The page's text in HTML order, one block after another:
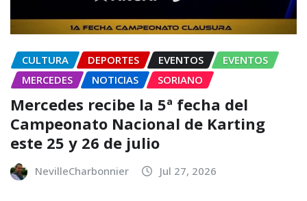
CULTURA DEPORTES EVENTOS
EVENTOS
MERCEDES
NOTICIAS SORIANO
Mercedes recibe la 5ª fecha del
Campeonato Nacional de Karting
este 25 y 26 de julio
NevilleCharbonnier Jul 27, 2026